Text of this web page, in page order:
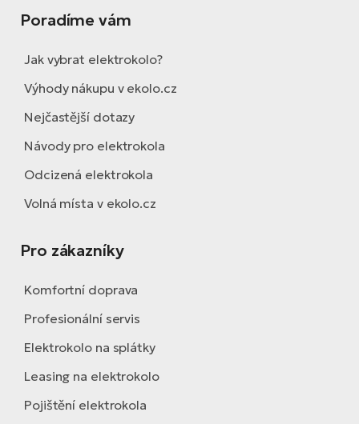
Poradíme vám
Jak vybrat elektrokolo?
Výhody nákupu v ekolo.cz
Nejčastější dotazy
Návody pro elektrokola
Odcizená elektrokola
Volná místa v ekolo.cz
Pro zákazníky
Komfortní doprava
Profesionální servis
Elektrokolo na splátky
Leasing na elektrokolo
Pojištění elektrokola